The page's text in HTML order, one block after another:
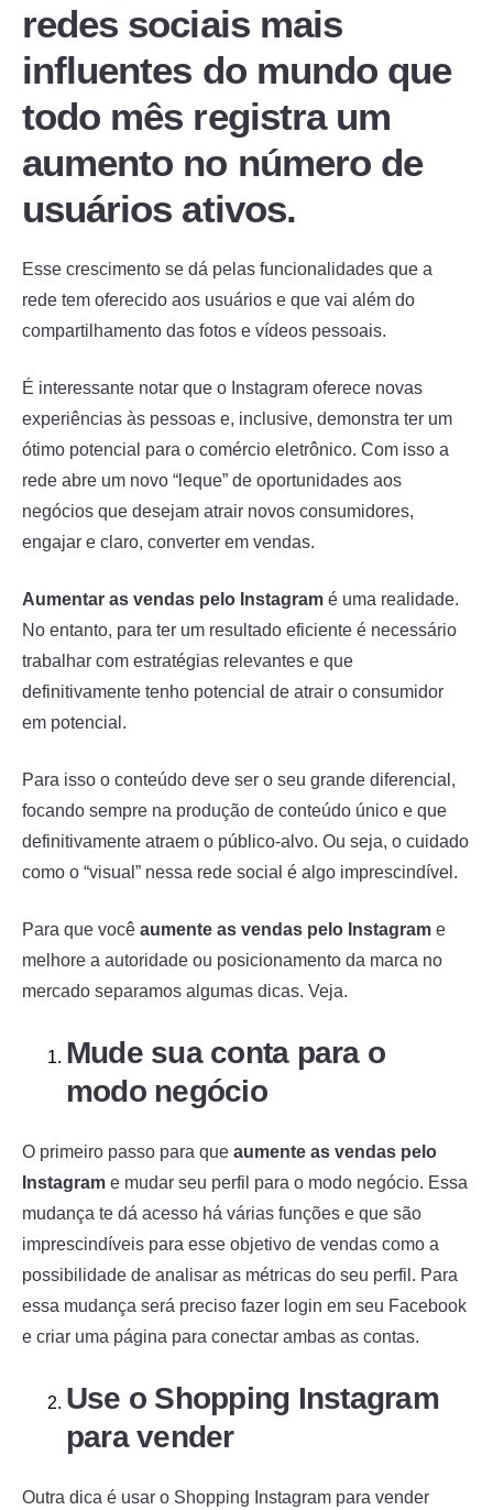
redes sociais mais
influentes do mundo que
todo mês registra um
aumento no número de
usuários ativos.
Esse crescimento se dá pelas funcionalidades que a
rede tem oferecido aos usuários e que vai além do
compartilhamento das fotos e vídeos pessoais.
É interessante notar que o Instagram oferece novas
experiências às pessoas e, inclusive, demonstra ter um
ótimo potencial para o comércio eletrônico. Com isso a
rede abre um novo “leque” de oportunidades aos
negócios que desejam atrair novos consumidores,
engajar e claro, converter em vendas.
Aumentar as vendas pelo Instagram é uma realidade.
No entanto, para ter um resultado eficiente é necessário
trabalhar com estratégias relevantes e que
definitivamente tenho potencial de atrair o consumidor
em potencial.
Para isso o conteúdo deve ser o seu grande diferencial,
focando sempre na produção de conteúdo único e que
definitivamente atraem o público-alvo. Ou seja, o cuidado
como o “visual” nessa rede social é algo imprescindível.
Para que você aumente as vendas pelo Instagram e
melhore a autoridade ou posicionamento da marca no
mercado separamos algumas dicas. Veja.
Mude sua conta para o
modo negócio
O primeiro passo para que aumente as vendas pelo
Instagram e mudar seu perfil para o modo negócio. Essa
mudança te dá acesso há várias funções e que são
imprescindíveis para esse objetivo de vendas como a
possibilidade de analisar as métricas do seu perfil. Para
essa mudança será preciso fazer login em seu Facebook
e criar uma página para conectar ambas as contas.
Use o Shopping Instagram
para vender
Outra dica é usar o Shopping Instagram para vender